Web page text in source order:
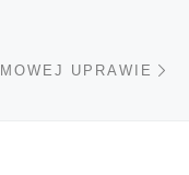
UPRAWIE